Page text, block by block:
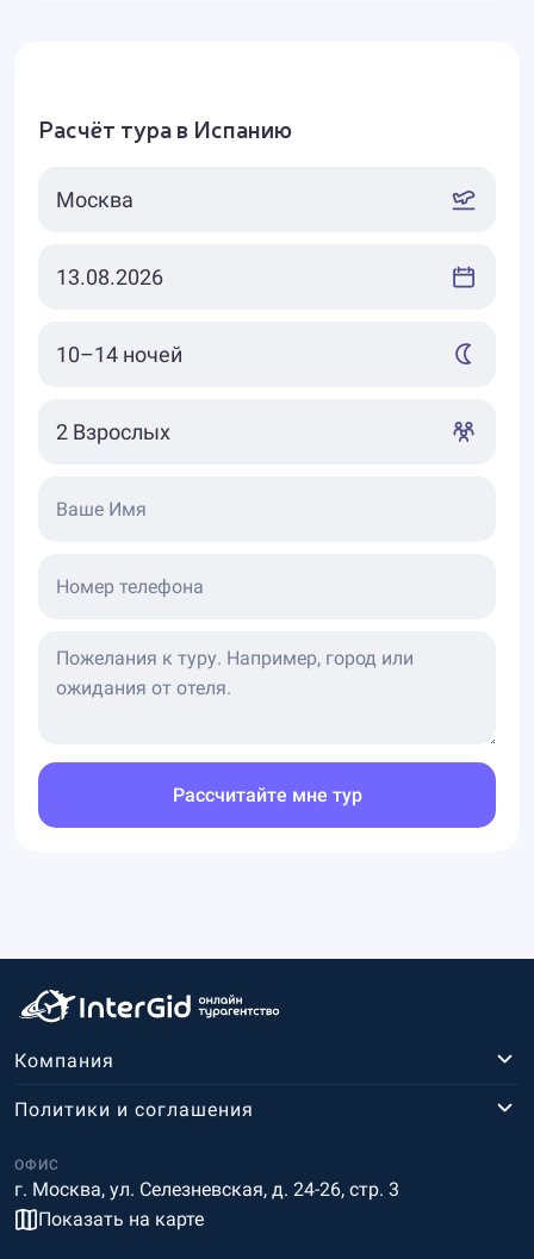
Расчёт тура в Испанию
Ваше Имя
Номер телефона
Рассчитайте мне тур
Компания
ОФИС
г. Москва, ул. Селезневская, д. 24-26, стр. 3
Показать на карте
Политики и соглашения